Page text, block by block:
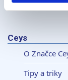
části
sociálních
soubory
analýzy.
Ceys
O Značce
Tipy a triky